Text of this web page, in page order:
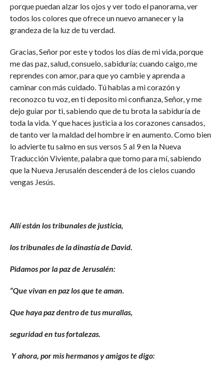
porque puedan alzar los ojos y ver todo el panorama, ver
todos los colores que ofrece un nuevo amanecer y la
grandeza de la luz de tu verdad.
Gracias, Señor por este y todos los días de mi vida, porque
me das paz, salud, consuelo, sabiduría; cuando caigo, me
reprendes con amor, para que yo cambie y aprenda a
caminar con más cuidado. Tú hablas a mi corazón y
reconozco tu voz, en ti deposito mi confianza, Señor, y me
dejo guiar por ti, sabiendo que de tu brota la sabiduría de
toda la vida. Y que haces justicia a los corazones cansados,
de tanto ver la maldad del hombre ir en aumento. Como bien
lo advierte tu salmo en sus versos 5 al 9 en la Nueva
Traducción Viviente, palabra que tomo para mí, sabiendo
que la Nueva Jerusalén descenderá de los cielos cuando
vengas Jesús.
Allí están los tribunales de justicia,
los tribunales de la dinastía de David.
Pidamos por la paz de Jerusalén:
“Que vivan en paz los que te aman.
Que haya paz dentro de tus murallas,
seguridad en tus fortalezas.
Y ahora, por mis hermanos y amigos te digo: